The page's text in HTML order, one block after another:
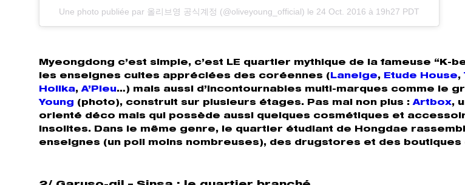
Une photo publiée par 올리브영 공식계정 (@oliveyoung_official) le 24 Oct. 2016 à 19h27 PDT
Myeongdong c’est simple, c’est LE quartier mythique de la fameuse “K-
les enseignes cultes appréciées des coréennes ( Laneige, Etude House,
Holika,A’Pieu…) mais aussi d’incontournables multi-marques comme le
Young (photo), construit sur plusieurs étages. Pas mal non plus :Artbox,
orienté déco mais qui possède aussi quelques cosmétiques et
insolites. Dans le même genre, le quartier étudiant de Hongdae
enseignes (un poil moins nombreuses), des drugstores et des boutiques